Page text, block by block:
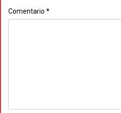
Comentario *